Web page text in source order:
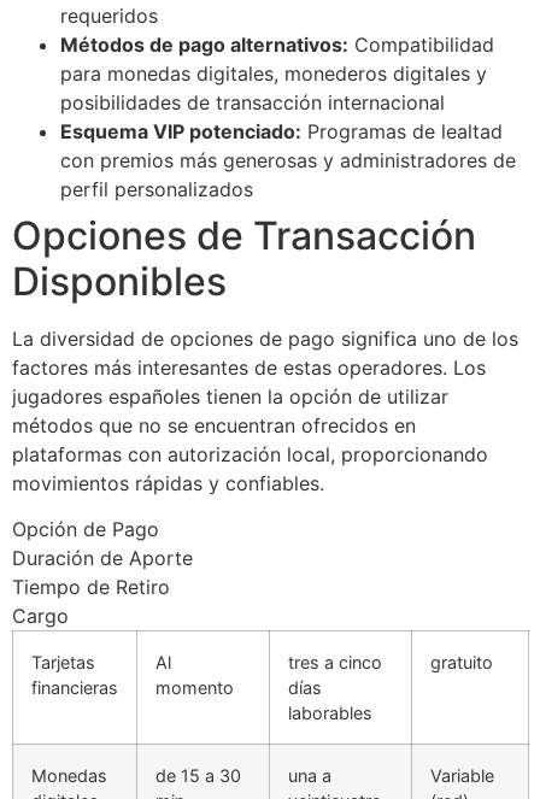
panel
panel
panel
panel
Hacklink
satın al
panel
panel
panel
requeridos
Métodos de pago alternativos: Compatibilidad
para monedas digitales, monederos digitales y
posibilidades de transacción internacional
Esquema VIP potenciado: Programas de lealtad
con premios más generosas y administradores de
perfil personalizados
Opciones de Transacción
Disponibles
La diversidad de opciones de pago significa uno de los
factores más interesantes de estas operadores. Los
jugadores españoles tienen la opción de utilizar
métodos que no se encuentran ofrecidos en
plataformas con autorización local, proporcionando
movimientos rápidas y confiables.
Opción de Pago
Duración de Aporte
Tiempo de Retiro
Cargo
Tarjetas
financieras
Al
momento
tres a cinco
días
laborables
gratuito
Monedas
de 15 a 30
una a
Variable